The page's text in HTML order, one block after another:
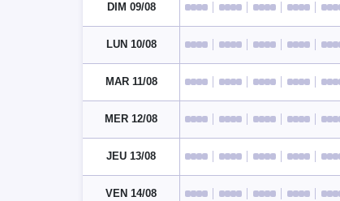
DIM 09/08
LUN 10/08
MAR 11/08
MER 12/08
JEU 13/08
VEN 14/08